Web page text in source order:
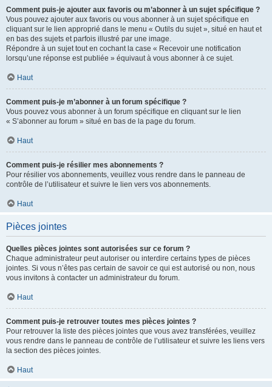
Comment puis-je ajouter aux favoris ou m’abonner à un sujet spécifique ?
Vous pouvez ajouter aux favoris ou vous abonner à un sujet spécifique en
cliquant sur le lien approprié dans le menu « Outils du sujet », situé en haut et
en bas des sujets et parfois illustré par une image.
Répondre à un sujet tout en cochant la case « Recevoir une notification
lorsqu’une réponse est publiée » équivaut à vous abonner à ce sujet.
Haut
Comment puis-je m’abonner à un forum spécifique ?
Vous pouvez vous abonner à un forum spécifique en cliquant sur le lien
« S’abonner au forum » situé en bas de la page du forum.
Haut
Comment puis-je résilier mes abonnements ?
Pour résilier vos abonnements, veuillez vous rendre dans le panneau de
contrôle de l’utilisateur et suivre le lien vers vos abonnements.
Haut
Pièces jointes
Quelles pièces jointes sont autorisées sur ce forum ?
Chaque administrateur peut autoriser ou interdire certains types de pièces
jointes. Si vous n’êtes pas certain de savoir ce qui est autorisé ou non, nous
vous invitons à contacter un administrateur du forum.
Haut
Comment puis-je retrouver toutes mes pièces jointes ?
Pour retrouver la liste des pièces jointes que vous avez transférées, veuillez
vous rendre dans le panneau de contrôle de l’utilisateur et suivre les liens vers
la section des pièces jointes.
Haut